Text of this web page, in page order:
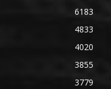
6183
4833
4020
3855
3779